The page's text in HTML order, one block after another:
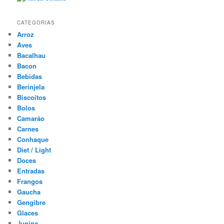
CATEGORIAS
Arroz
Aves
Bacalhau
Bacon
Bebidas
Berinjela
Biscoitos
Bolos
Camarão
Carnes
Conhaque
Diet / Light
Doces
Entradas
Frangos
Gaucha
Gengibre
Glaces